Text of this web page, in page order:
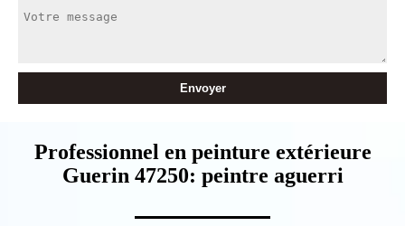
Professionnel en peinture extérieure
Guerin 47250: peintre aguerri